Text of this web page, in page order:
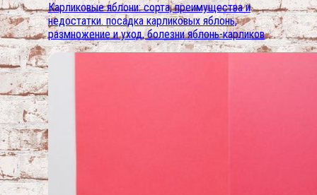
Карликовые яблони: сорта, преимущества и
недостатки. посадка карликовых яблонь,
размножение и уход, болезни яблонь-карликов